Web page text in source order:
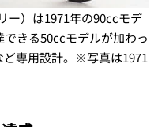
ー）は1971年の90ccモデ
きる50ccモデルが加わっ
ど専用設計。※写真は1971